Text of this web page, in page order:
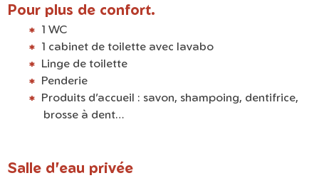
Pour plus de confort.
1 WC
1 cabinet de toilette avec lavabo
Linge de toilette
Penderie
Produits d’accueil : savon, shampoing, dentifrice,
brosse à dent…
Salle d'eau privée